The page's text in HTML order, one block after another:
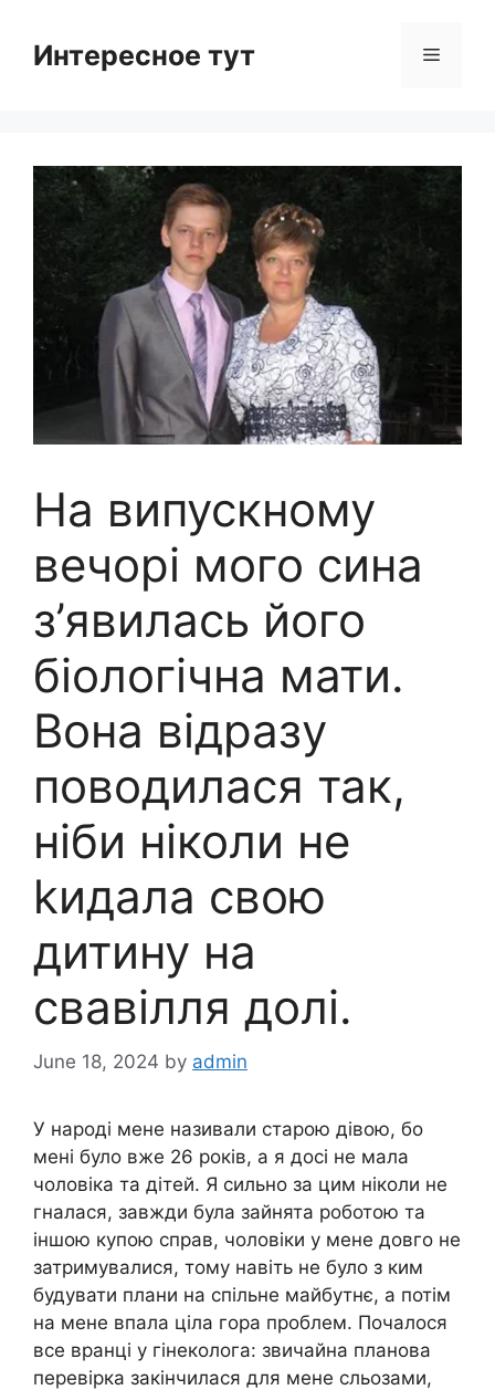
contentИнтересное тут Menu
На випускному
вечорі мого сина
з’явилась його
біологічна мати.
Вона відразу
поводилася так,
ніби ніколи не
kидала свою
дитину на
свавілля долі.
June 18, 2024 by admin
У народі мене називали старою дівою, бо
мені було вже 26 років, а я досі не мала
чоловіка та дітей. Я сильно за цим ніколи не
гналася, завжди була зайнята роботою та
іншою купою справ, чоловіки у мене довго не
затримувалися, тому навіть не було з ким
будувати плани на спільне майбутнє, а потім
на мене впала ціла гора проблем. Почалося
все вранці у гінеколога: звичайна планова
перевірка закінчилася для мене сльозами,